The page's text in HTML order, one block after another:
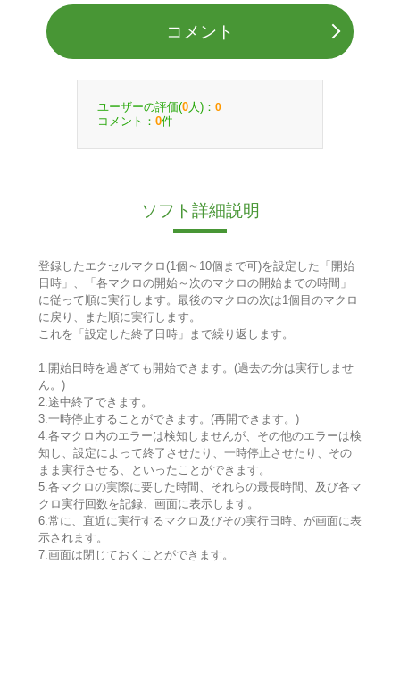
コメント
ユーザーの評価(0 人)： 0
コメント： 0件
ソフト詳細説明
登録したエクセルマクロ(1個～10個まで可)を設定した「開始
日時」、「各マクロの開始～次のマクロの開始までの時間」
に従って順に実行します。最後のマクロの次は1個目のマクロ
に戻り、また順に実行します。
これを「設定した終了日時」まで繰り返します。
1.開始日時を過ぎても開始できます。(過去の分は実行しませ
ん。)
2.途中終了できます。
3.一時停止することができます。(再開できます。)
4.各マクロ内のエラーは検知しませんが、その他のエラーは検
知し、設定によって終了させたり、一時停止させたり、その
まま実行させる、といったことができます。
5.各マクロの実際に要した時間、それらの最長時間、及び各マ
クロ実行回数を記録、画面に表示します。
6.常に、直近に実行するマクロ及びその実行日時、が画面に表
示されます。
7.画面は閉じておくことができます。